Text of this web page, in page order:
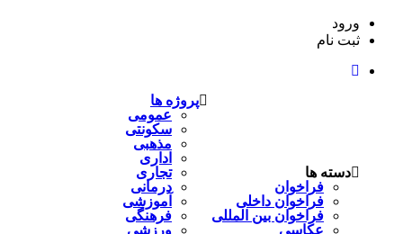
ورود
ثبت نام
دسته ها
فراخوان
فراخوان داخلی
فراخوان بین المللی
عکاسی
پروژه ها
عمومی
سکونتی
مذهبی
اداری
تجاری
درمانی
آموزشی
فرهنگی
ورزشی